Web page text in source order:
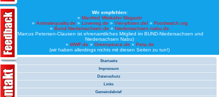
Wir empfehlen:
» Manfred Mistkäfer Magazin
» Animalequality.de » Loveveg.de » Vier-pfoten.de/» Foodwatch.org
» Bund-Niedersachsen.de » Niedersachsen.nabu.de
(Marcus Petersen-Clausen ist ehrenamtliches Mitglied im BUND-Niedersachsen und
Niedersachsen Nabu)
» WWF.de » Greenpeace.de » Peta.de
(wir haben allerdings nichts mit diesen Seiten zu tun!)
Startseite
Impressum
Datenschutz
Links
Gemeindebrief